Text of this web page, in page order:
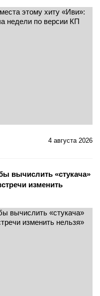
4 августа 2026
вычислить «стукача»
изменить